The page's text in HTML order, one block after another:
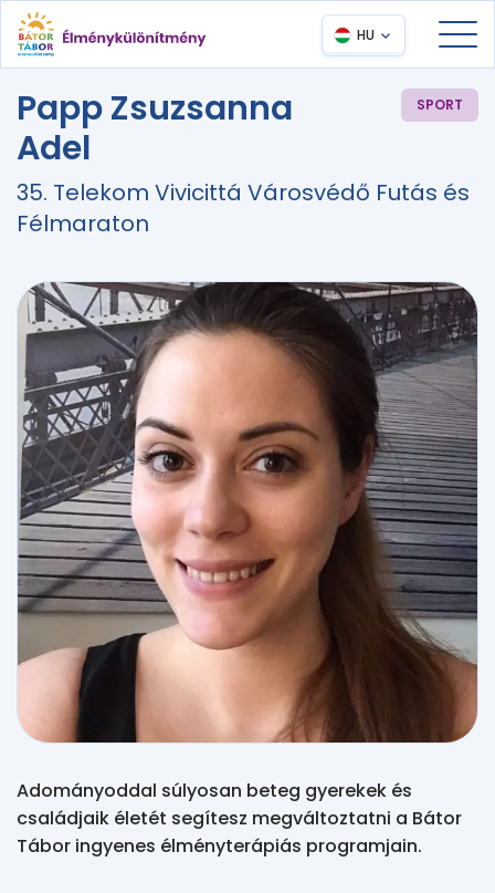
HU
Papp Zsuzsanna
Adel
SPORT
35. Telekom Vivicittá Városvédő Futás és
Félmaraton
Adományoddal súlyosan beteg gyerekek és
családjaik életét segítesz megváltoztatni a Bátor
Tábor ingyenes élményterápiás programjain.